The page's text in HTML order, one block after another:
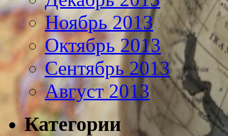
Ноябрь 2013
Октябрь 2013
Сентябрь 2013
Август 2013
Категории